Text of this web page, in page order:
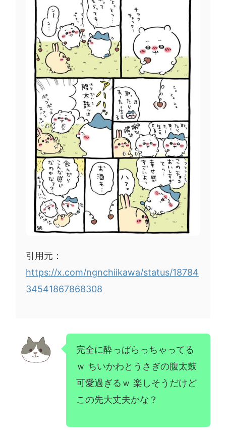
引用元：
https://x.com/ngnchiikawa/status/18784
34541867868308
完全に酔っぱらっちゃってる
ｗ ちいかわとうさぎの腹太鼓
可愛過ぎるｗ 楽しそうだけど
この先大丈夫かな？